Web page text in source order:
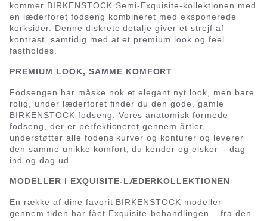
kommer BIRKENSTOCK Semi-Exquisite-kollektionen med
en læderforet fodseng kombineret med eksponerede
korksider. Denne diskrete detalje giver et strejf af
kontrast, samtidig med at et premium look og feel
fastholdes.
PREMIUM LOOK, SAMME KOMFORT
Fodsengen har måske nok et elegant nyt look, men bare
rolig, under læderforet finder du den gode, gamle
BIRKENSTOCK fodseng. Vores anatomisk formede
fodseng, der er perfektioneret gennem årtier,
understøtter alle fodens kurver og konturer og leverer
den samme unikke komfort, du kender og elsker – dag
ind og dag ud.
MODELLER I EXQUISITE-LÆDERKOLLEKTIONEN
En række af dine favorit BIRKENSTOCK modeller
gennem tiden har fået Exquisite-behandlingen – fra den